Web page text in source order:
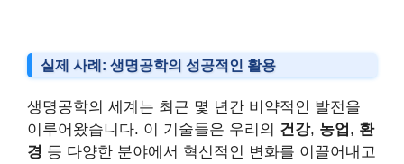
실제 사례: 생명공학의 성공적인 활용
생명공학의 세계는 최근 몇 년간 비약적인 발전을
이루어왔습니다. 이 기술들은 우리의 건강, 농업 , 환
경 등 다양한 분야에서 혁신적인 변화를 이끌어내고